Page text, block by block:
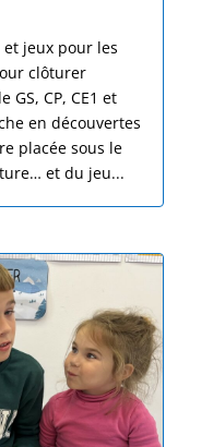
jeux pour les
clôturer
GS, CP, CE1 et
en découvertes
placée sous le
et du jeu...